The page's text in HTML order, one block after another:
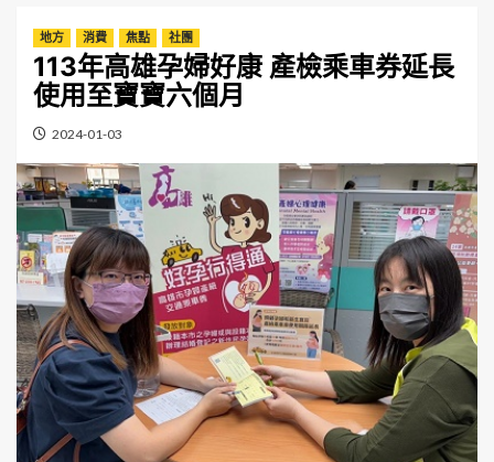
地方 消費 焦點 社團
113年高雄孕婦好康 產檢乘車券延長
使用至寶寶六個月
2024-01-03